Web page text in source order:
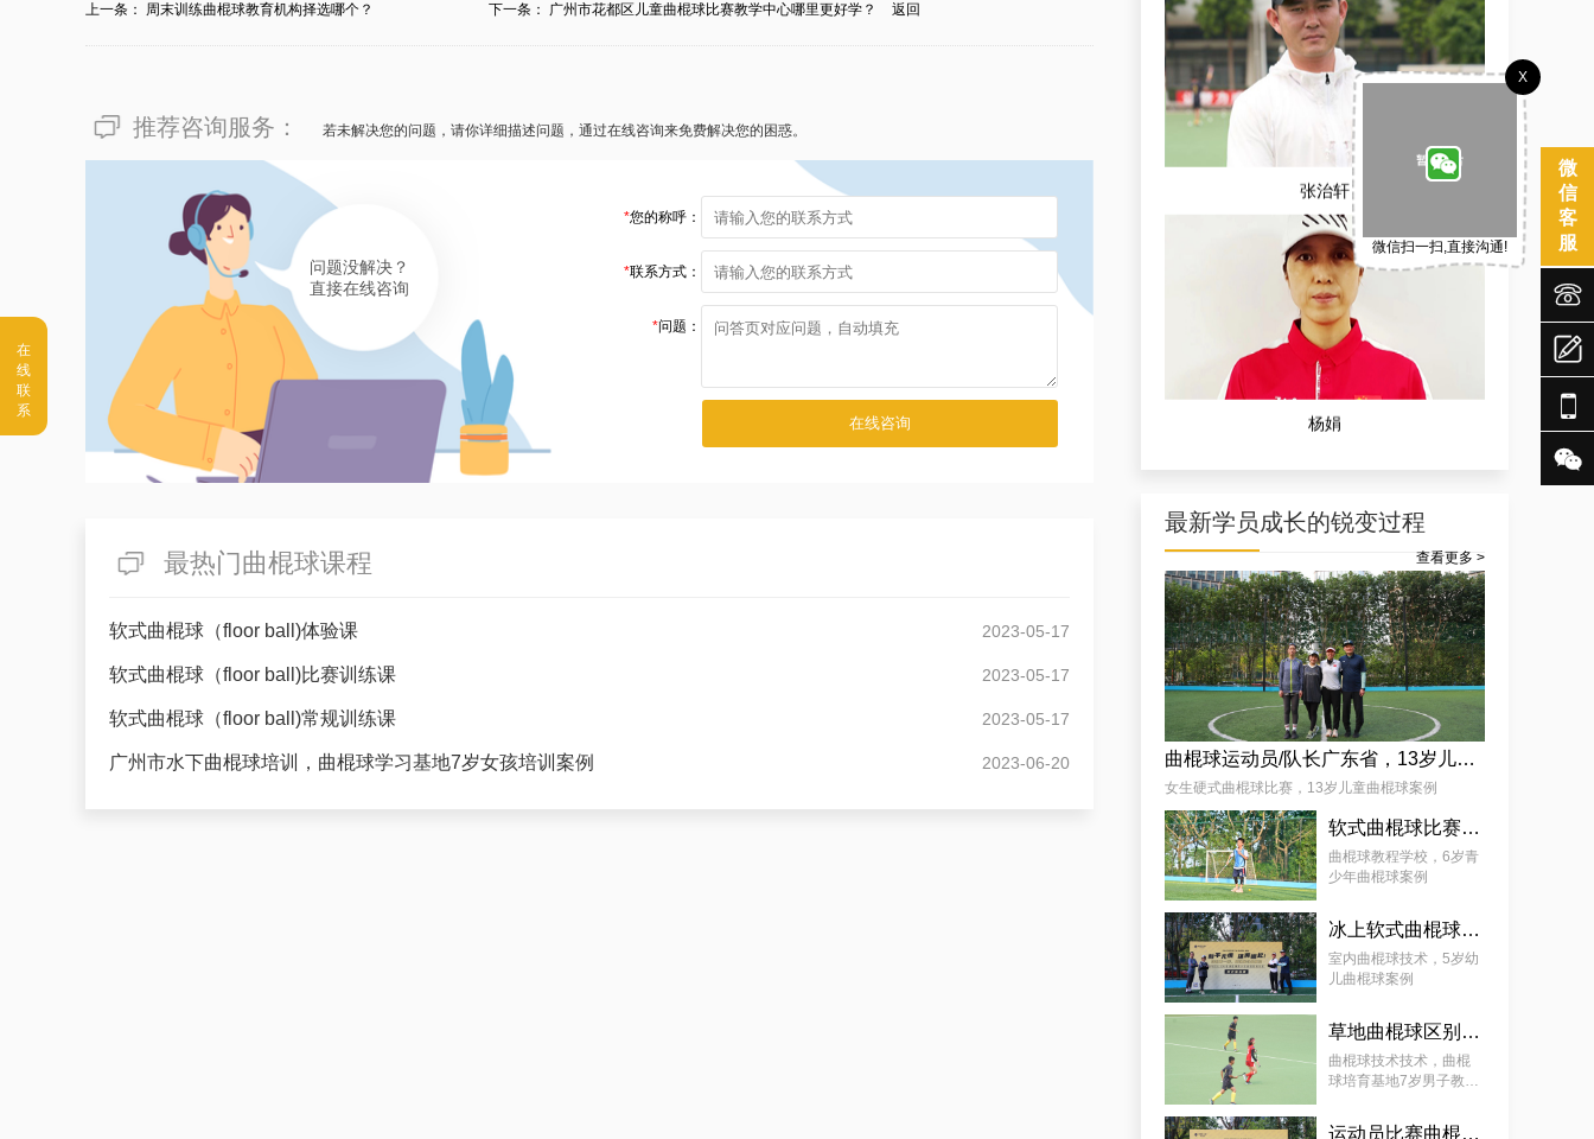
上一条： 周末训练曲棍球教育机构择选哪个？ 下一条： 广州市花都区儿童曲棍球比赛教学中心哪里更好学？ 返回
推荐咨询服务： 若未解决您的问题，请你详细描述问题，通过在线咨询来免费解决您的困惑。
问题没解决？
直接在线咨询
*您的称呼：
*联系方式：
*问题：
最热门曲棍球课程
软式曲棍球（floor ball)体验课 2023-05-17
软式曲棍球（floor ball)比赛训练课 2023-05-17
软式曲棍球（floor ball)常规训练课 2023-05-17
广州市水下曲棍球培训，曲棍球学习基地7岁女孩培训案例 2023-06-20
张治轩
杨娟
麦少颜
最新学员成长的锐变过程
查看更多 >
曲棍球运动员/队长广东省，13岁儿童曲棍球案例
女生硬式曲棍球比赛，13岁儿童曲棍球案例
软式曲棍球比赛技巧，6岁青少年曲棍球教程案例
曲棍球教程学校，6岁青
少年曲棍球案例
冰上软式曲棍球，曲棍球教育基地5岁女孩教程案例
室内曲棍球技术，5岁幼
儿曲棍球案例
草地曲棍球区别，7岁幼儿曲棍球教学案例
曲棍球技术技术，曲棍
球培育基地7岁男子教学
运动员比赛曲棍球，9岁幼儿曲棍球案例
微
信
客
服
X
微信扫一扫,直接沟通!




